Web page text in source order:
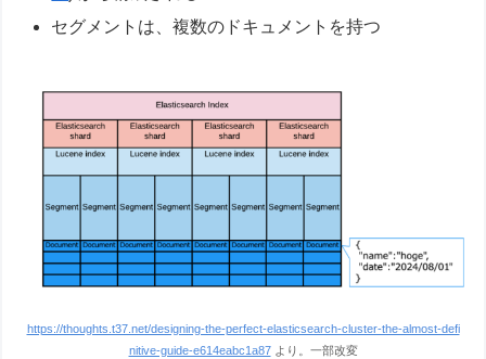
セグメントは、複数のドキュメントを持つ
https://thoughts.t37.net/designing-the-perfect-elasticsearch-cluster-the-almost-defi
nitive-guide-e614eabc1a87より。一部改変